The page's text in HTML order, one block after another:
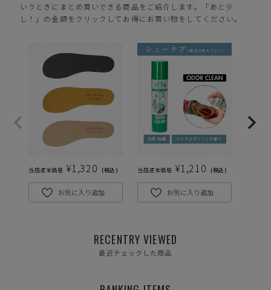
いうときにまとめ買いできる商品をご紹介します。「あと少
し！」の金額をクリックしてお得にお買い物をしてください。
当店通常価格 ¥1,320 税込
お気に入り追加
当店通常価格 ¥1,210 税込
お気に入り追加
RECENTRY VIEWED
最近チェックした商品